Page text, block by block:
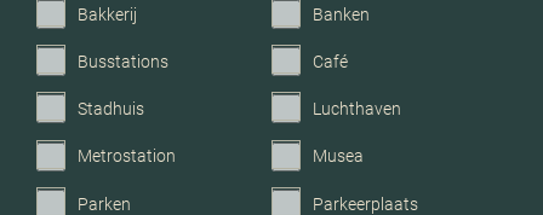
glasvezel kabel
Parkeerfaciliteiten
Garage
Bakkerij Banken
Busstations Café
Stadhuis Luchthaven
Metrostation Musea
Parken Parkeerplaats